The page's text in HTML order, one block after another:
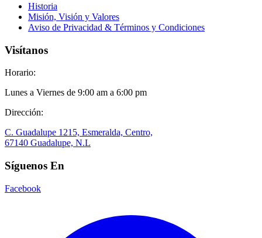
Historia
Misión, Visión y Valores
Aviso de Privacidad & Términos y Condiciones
Visítanos
Horario:
Lunes a Viernes de 9:00 am a 6:00 pm
Dirección:
C. Guadalupe 1215, Esmeralda, Centro,
67140 Guadalupe, N.L
Síguenos En
Facebook